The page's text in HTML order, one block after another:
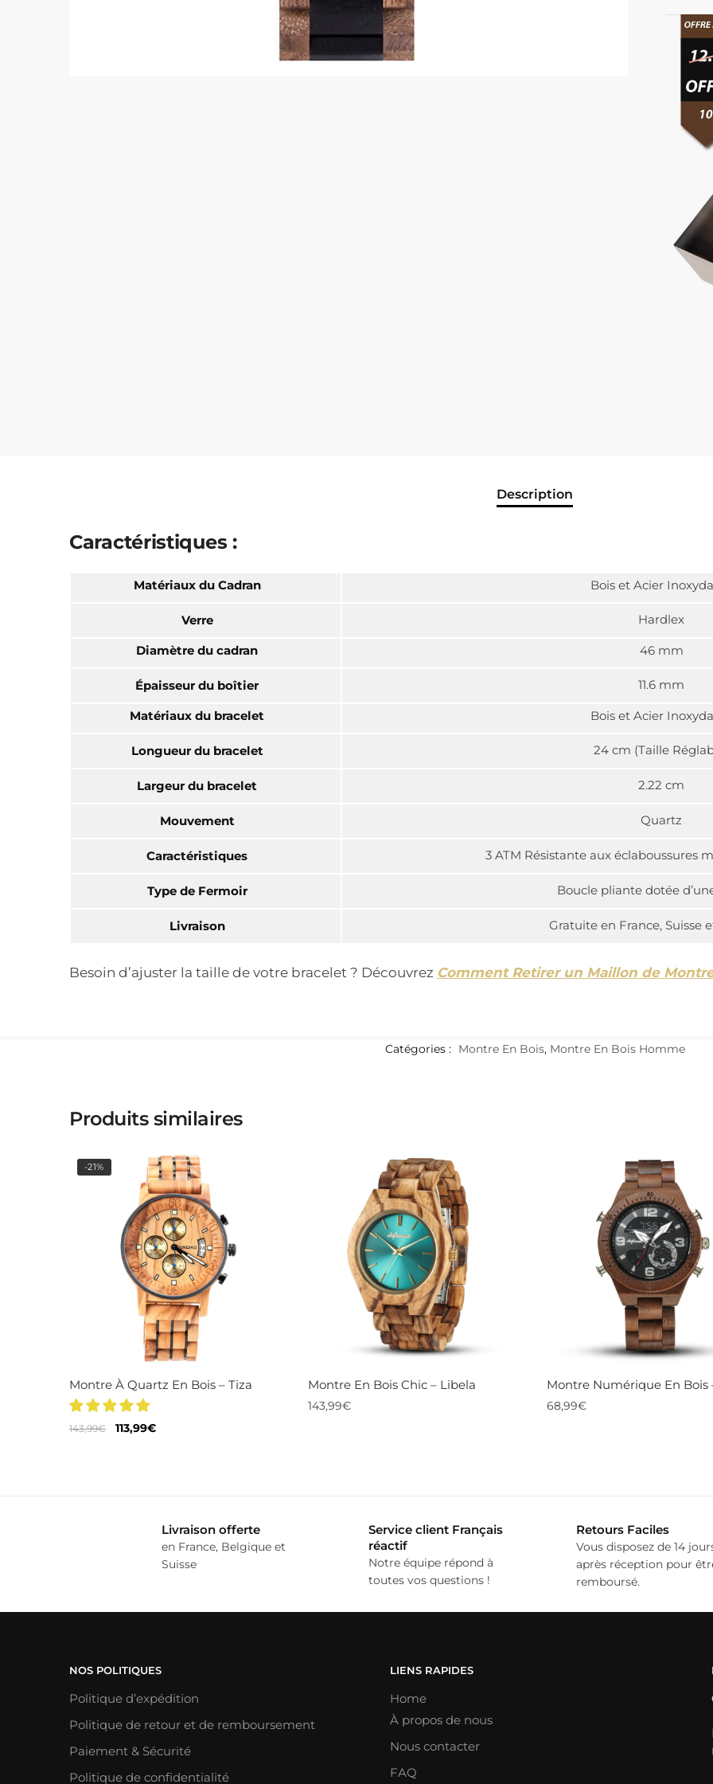
Noir
Description
Caractéristiques :
Matériaux du Cadran Bois et Acier
Verre Hardlex
Diamètre du cadran 46 mm
Épaisseur du boîtier 11.6 mm
Matériaux du bracelet Bois et Acier
Longueur du bracelet 24 cm (Taille
Largeur du bracelet 2.22 cm
Mouvement Quartz
Caractéristiques 3 ATM Résistante aux éclaboussures
Type de Fermoir Boucle pliante dotée
Livraison Gratuite en France, Suisse
Besoin d’ajuster la taille de votre bracelet ? Découvrez Comment Retirer un Maillon de
Catégories : Montre En Bois, Montre En Bois Homme
Produits similaires
-21%
Montre À Quartz En Bois – Tiza
143,99€
Le
113,99€Le
Montre En Bois Chic – Libela
143,99€
Montre Numérique En Bois
68,99€
options
peuvent
Livraison offerte
en France, Belgique et
Suisse
Service client Français
réactif
Notre équipe répond à
toutes vos questions !
Retours Faciles
Vous disposez de 14
après réception pour
remboursé.
NOS POLITIQUES
Politique d’expédition
Politique de retour et de remboursement
Paiement & Sécurité
Politique de confidentialité
LIENS RAPIDES
Home
À propos de nous
Nous contacter
FAQ